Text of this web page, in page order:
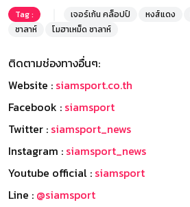
Tag : เจอร์เก้น คล็อปป์ หงส์แดง
ซาลาห์
โมฮาเหม็ด ซาลาห์
ติดตามช่องทางอื่นๆ:
Website : siamsport.co.th
Facebook : siamsport
Twitter : siamsport_news
Instagram : siamsport_news
Youtube official : siamsport
Line : @siamsport